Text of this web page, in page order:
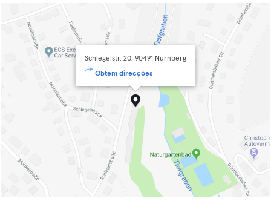
Schlegelstr. 20, 90491 Nürnberg
Obtém direcções